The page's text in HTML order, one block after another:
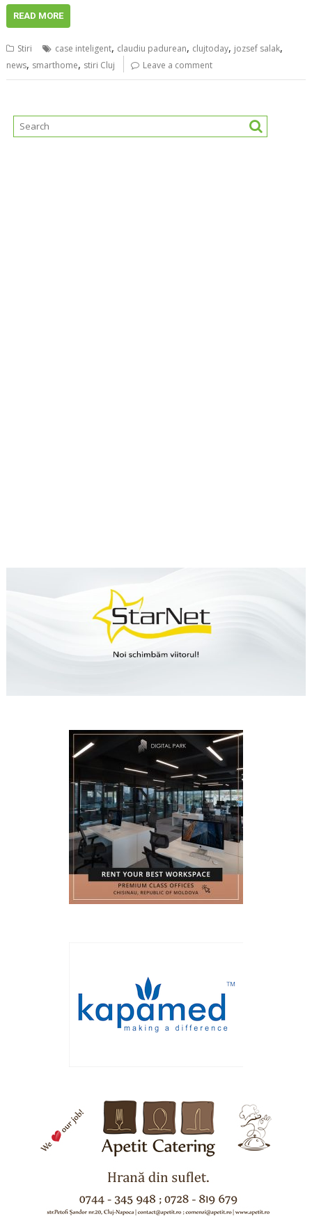
READ MORE
Stiri case inteligent, claudiu padurean, clujtoday, jozsef salak,
news, smarthome, stiri Cluj Leave a comment